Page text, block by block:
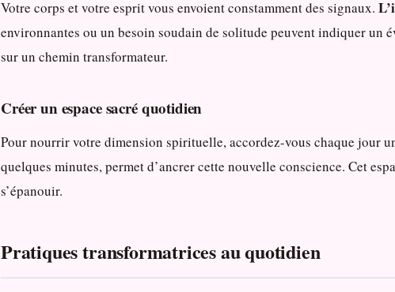
Votre corps et votre esprit vous envoient constamment des signaux.
environnantes ou un besoin soudain de solitude peuvent indiquer un
sur un chemin transformateur.
Créer un espace sacré quotidien
Pour nourrir votre dimension spirituelle, accordez-vous chaque jour
quelques minutes, permet d’ancrer cette nouvelle conscience. Cet
s’épanouir.
Pratiques transformatrices au quotidien